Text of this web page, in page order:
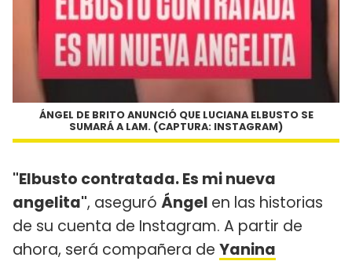
ÁNGEL DE BRITO ANUNCIÓ QUE LUCIANA ELBUSTO SE
SUMARÁ A LAM. (CAPTURA: INSTAGRAM)
"Elbusto contratada. Es mi nueva
angelita", aseguró Ángel en las historias
de su cuenta de Instagram. A partir de
ahora, será compañera de Yanina